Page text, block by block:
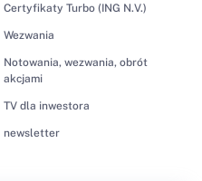
Certyfikaty Turbo (ING N.V.)
Wezwania
Notowania, wezwania, obrót
akcjami
TV dla inwestora
newsletter